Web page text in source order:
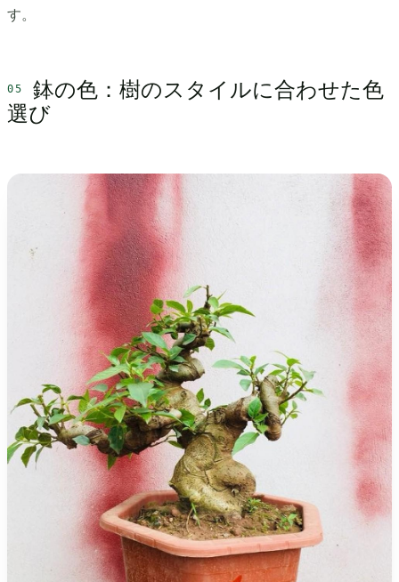
す。
鉢の色：樹のスタイルに合わせた色
選び